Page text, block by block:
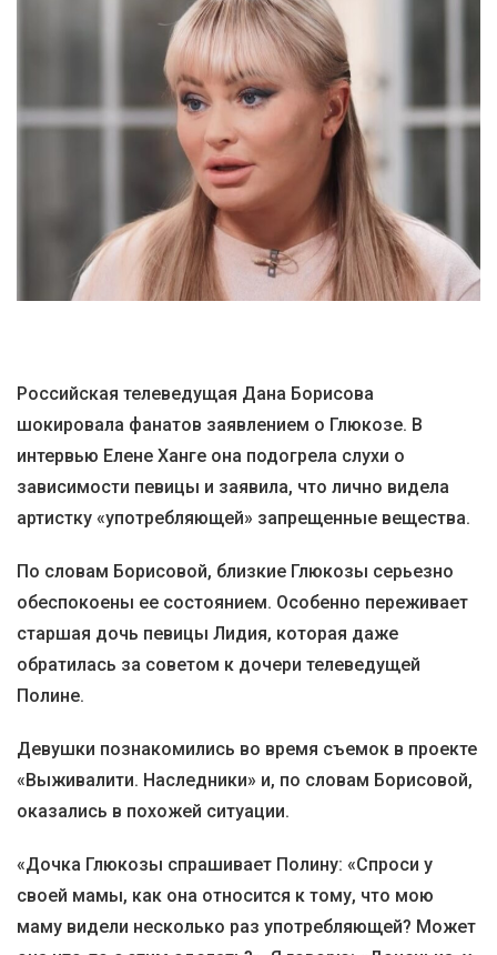
Российская телеведущая Дана Борисова
шокировала фанатов заявлением о Глюкозе. В
интервью Елене Ханге она подогрела слухи о
зависимости певицы и заявила, что лично видела
артистку «употребляющей» запрещенные вещества.
По словам Борисовой, близкие Глюкозы серьезно
обеспокоены ее состоянием. Особенно переживает
старшая дочь певицы Лидия, которая даже
обратилась за советом к дочери телеведущей
Полине.
Девушки познакомились во время съемок в проекте
«Выживалити. Наследники» и, по словам Борисовой,
оказались в похожей ситуации.
«Дочка Глюкозы спрашивает Полину: «Спроси у
своей мамы, как она относится к тому, что мою
маму видели несколько раз употребляющей? Может